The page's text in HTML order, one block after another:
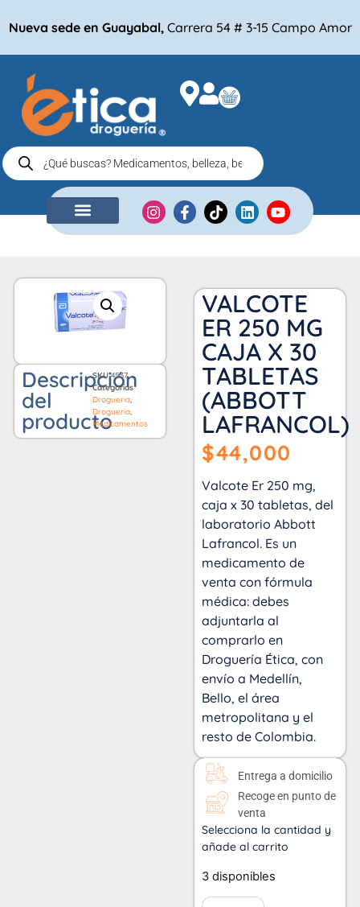
Nueva sede en Guayabal, Carrera 54 # 3-15 Campo Amor
Descripción
del
producto
SKU4537
Categorías
Droguería,
Droguería,
Medicamentos
VALCOTE
ER 250 MG
CAJA X 30
TABLETAS
(ABBOTT
LAFRANCOL)
$44,000
Valcote Er 250 mg,
caja x 30 tabletas, del
laboratorio Abbott
Lafrancol. Es un
medicamento de
venta con fórmula
médica: debes
adjuntarla al
comprarlo en
Droguería Ética, con
envío a Medellín,
Bello, el área
metropolitana y el
resto de Colombia.
Entrega a domicilio
Recoge en punto de
venta
Selecciona la cantidad y
añade al carrito
3 disponibles